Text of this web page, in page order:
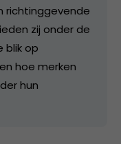
richtinggevende
zij onder de
blik op
hoe merken
hun